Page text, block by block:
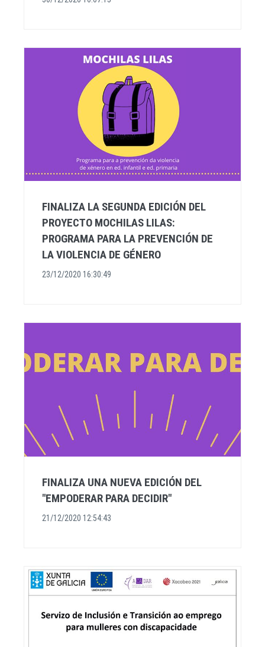
FINALIZA LA SEGUNDA EDICIÓN DEL
PROYECTO MOCHILAS LILAS:
PROGRAMA PARA LA PREVENCIÓN DE
LA VIOLENCIA DE GÉNERO
23/12/2020 16:30:49
FINALIZA UNA NUEVA EDICIÓN DEL
"EMPODERAR PARA DECIDIR"
21/12/2020 12:54:43